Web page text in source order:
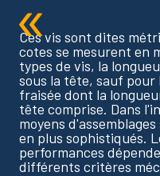
Ces vis sont dites
cotes se mesurent en
types de vis, la
sous la tête, sauf pour
fraisée dont la
tête comprise. Dans
moyens
en plus sophistiqués.
performances
différents critères